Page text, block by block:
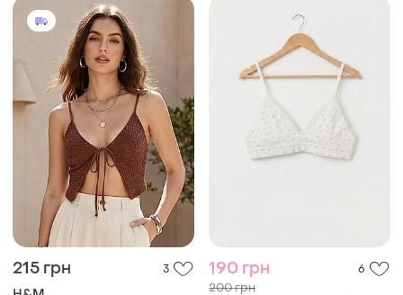
215 грн 3 190 грн 6
200 грн